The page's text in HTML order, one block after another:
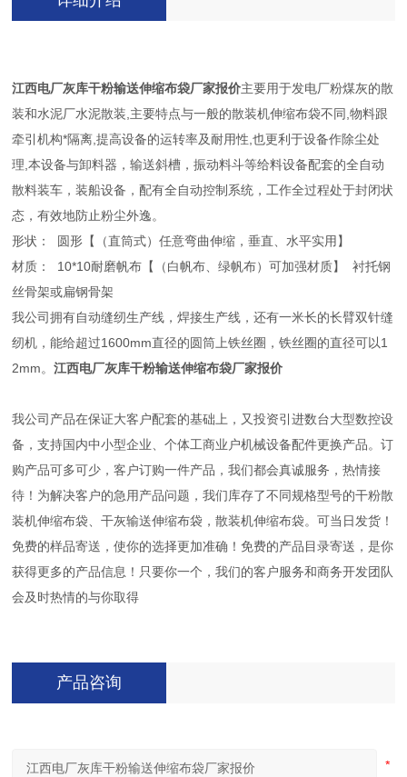
江西电厂灰库干粉输送伸缩布袋厂家报价主要用于发电厂粉煤灰的散
装和水泥厂水泥散装,主要特点与一般的散装机伸缩布袋不同,物料跟
牵引机构*隔离,提高设备的运转率及耐用性,也更利于设备作除尘处
理,本设备与卸料器，输送斜槽，振动料斗等给料设备配套的全自动
散料装车，装船设备，配有全自动控制系统，工作全过程处于封闭状
态，有效地防止粉尘外逸。​
形状： 圆形【（直筒式）任意弯曲伸缩，垂直、水平实用】
材质： 10*10耐磨帆布【（白帆布、绿帆布）可加强材质】 衬托钢
丝骨架或扁钢骨架
我公司拥有自动缝纫生产线，焊接生产线，还有一米长的长臂双针缝
纫机，能给超过1600mm直径的圆筒上铁丝圈，铁丝圈的直径可以1
2mm。江西电厂灰库干粉输送伸缩布袋厂家报价
我公司产品在保证大客户配套的基础上，又投资引进数台大型数控设
备，支持国内中小型企业、个体工商业户机械设备配件更换产品。订
购产品可多可少，客户订购一件产品，我们都会真诚服务，热情接
待！为解决客户的急用产品问题，我们库存了不同规格型号的干粉散
装机伸缩布袋、干灰输送伸缩布袋，散装机伸缩布袋。可当日发货！
免费的样品寄送，使你的选择更加准确！免费的产品目录寄送，是你
获得更多的产品信息！只要你一个，我们的客户服务和商务开发团队
会及时热情的与你取得
产品咨询